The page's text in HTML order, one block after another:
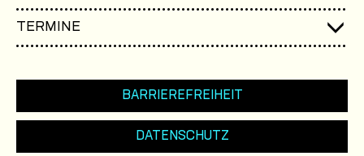
TERMINE
BARRIEREFREIHEIT
DATENSCHUTZ